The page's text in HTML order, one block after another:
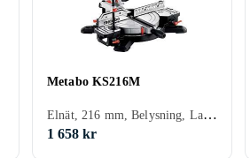
Metabo KS216M
Elnät, 216 mm, Belysning, Laserlinje
1 658 kr